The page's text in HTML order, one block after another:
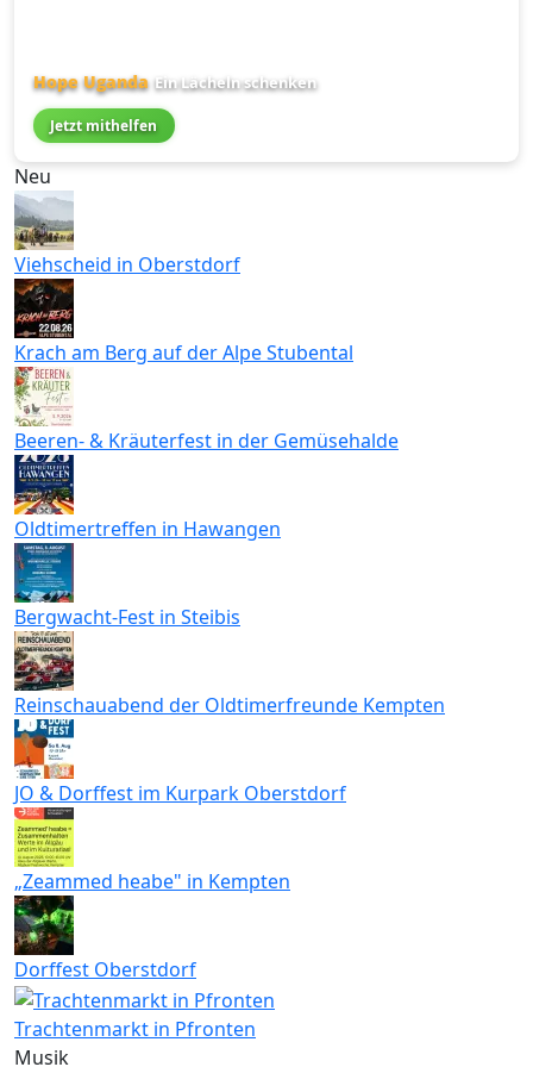
Hope Uganda Ein Lächeln schenken
Jetzt mithelfen
Neu
Viehscheid in Oberstdorf
Krach am Berg auf der Alpe Stubental
Beeren- & Kräuterfest in der Gemüsehalde
Oldtimertreffen in Hawangen
Bergwacht-Fest in Steibis
Reinschauabend der Oldtimerfreunde Kempten
JO & Dorffest im Kurpark Oberstdorf
„Zeammed heabe" in Kempten
Dorffest Oberstdorf
Trachtenmarkt in Pfronten
Musik